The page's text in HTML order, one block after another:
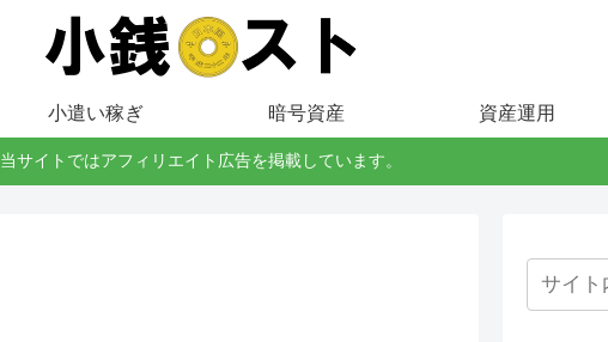
小遣い稼ぎ 暗号資産 資産運用
当サイトではアフィリエイト広告を掲載しています。